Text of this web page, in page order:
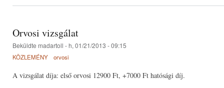
Orvosi vizsgálat
Beküldte madartoll - h, 01/21/2013 - 09:15
KÖZLEMÉNY orvosi
A vizsgálat díja: első orvosi 12900 Ft, +7000 Ft hatósági díj.